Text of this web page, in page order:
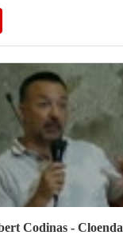
Codinas - Cloenda